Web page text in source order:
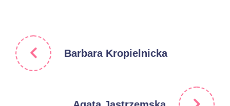
Barbara Kropielnicka